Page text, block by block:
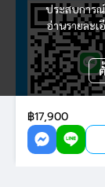
฿17,900
ประสบการณ์
อ่านรายละเ